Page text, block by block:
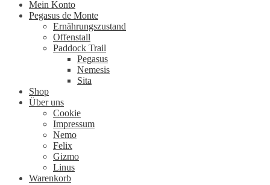
Mein Konto
Pegasus de Monte
Ernährungszustand
Offenstall
Paddock Trail
Pegasus
Nemesis
Sita
Shop
Über uns
Cookie
Impressum
Nemo
Felix
Gizmo
Linus
Warenkorb